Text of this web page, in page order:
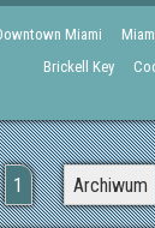
Miami
Brickell Key
1 Archiwum